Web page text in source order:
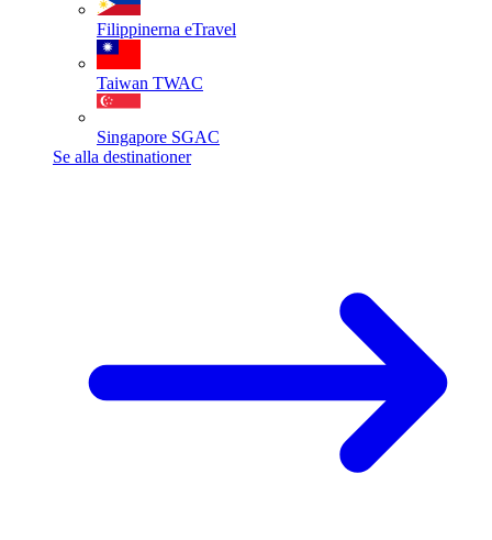
Filippinerna eTravel
Taiwan TWAC
Singapore SGAC
Se alla destinationer